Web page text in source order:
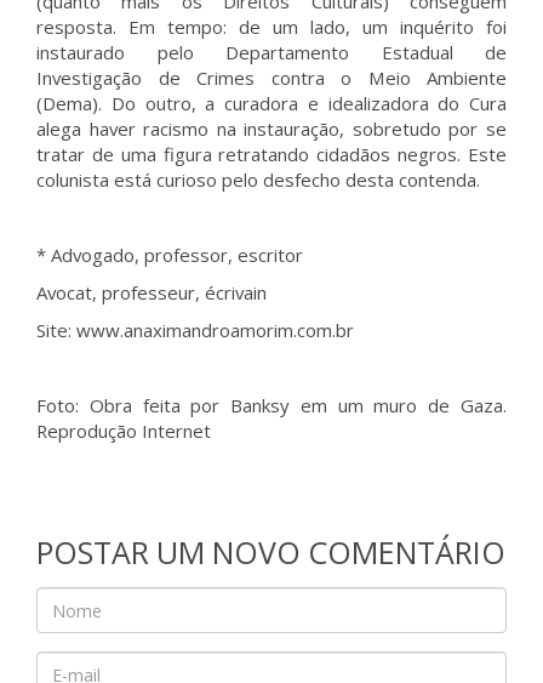
resposta. Em tempo: de um lado, um inquérito foi
instaurado pelo Departamento Estadual de
Investigação de Crimes contra o Meio Ambiente
(Dema). Do outro, a curadora e idealizadora do Cura
alega haver racismo na instauração, sobretudo por se
tratar de uma figura retratando cidadãos negros. Este
colunista está curioso pelo desfecho desta contenda.
* Advogado, professor, escritor
Avocat, professeur, écrivain
Site: www.anaximandroamorim.com.br
Foto: Obra feita por Banksy em um muro de Gaza.
Reprodução Internet
POSTAR UM NOVO COMENTÁRIO